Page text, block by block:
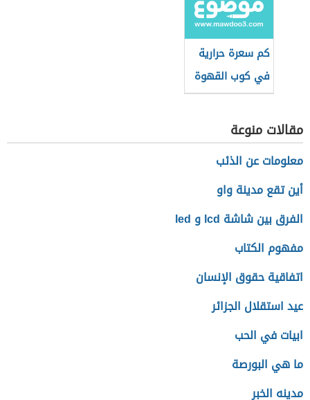
كم سعرة حرارية
في كوب القهوة
سريعة التحضير
مقالات منوعة
معلومات عن الذئب
أين تقع مدينة واو
الفرق بين شاشة lcd و led
مفهوم الكتاب
اتفاقية حقوق الإنسان
عيد استقلال الجزائر
ابيات في الحب
ما هي البورصة
مدينه الخبر